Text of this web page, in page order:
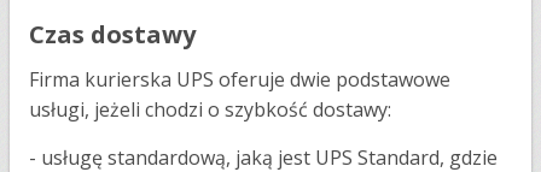
Czas dostawy
Firma kurierska UPS oferuje dwie podstawowe
usługi, jeżeli chodzi o szybkość dostawy:
- usługę standardową, jaką jest UPS Standard, gdzie